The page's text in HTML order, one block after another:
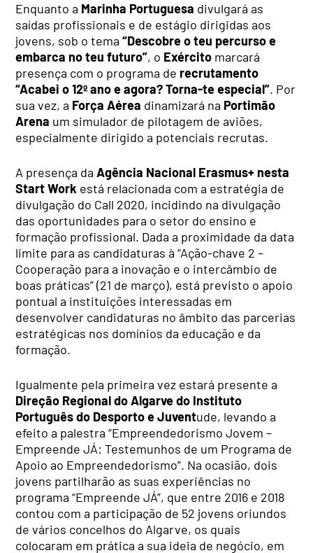
Enquanto a Marinha Portuguesa divulgaráas
saídas profissionais e de estágio dirigidas aos
jovens, sob o tema“Descobre o teu percurso e
embarca no teu futuro”, o Exército marcará
presença com o programa de recrutamento
“Acabei o 12º ano e agora? Torna-te especial”. Por
sua vez, a Força Aérea dinamizará na Portimão
Arena um simulador de pilotagem de aviões,
especialmente dirigido a potenciais recrutas.
A presença daAgência Nacional Erasmus+ nesta
Start Work está relacionada com a estratégia de
divulgação do Call 2020, incidindo na divulgação
das oportunidades para o setor do ensino e
formação profissional. Dada a proximidade da data
limite para as candidaturas à “Ação-chave 2 –
Cooperação para a inovação e o intercâmbio de
boas práticas” (21 de março), está previsto o apoio
pontual a instituições interessadas em
desenvolver candidaturas no âmbito das parcerias
estratégicas nos domínios da educação e da
formação.
Igualmente pela primeira vez estará presente a
Direção Regional do Algarve do Instituto
Português do Desporto e Juventude, levando a
efeito a palestra “Empreendedorismo Jovem –
Empreende JÁ: Testemunhos de um Programa de
Apoio ao Empreendedorismo”. Na ocasião, dois
jovens partilharão as suas experiências no
programa “Empreende JÁ”, que entre 2016 e 2018
contou com a participação de 52 jovens oriundos
de vários concelhos do Algarve, os quais
colocaram em prática a sua ideia de negócio, em